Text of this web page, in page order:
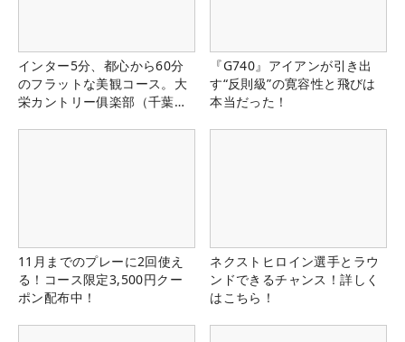
インター5分、都心から60分
のフラットな美観コース。大
栄カントリー俱楽部（千葉
『G740』アイアンが引き出
す“反則級”の寛容性と飛びは
本当だった！
11月までのプレーに2回使え
る！コース限定3,500円クー
ポン配布中！
ネクストヒロイン選手とラウ
ンドできるチャンス！詳しく
はこちら！